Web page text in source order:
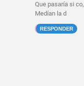
Que pasaría si co,
Medían la d
RESPONDER